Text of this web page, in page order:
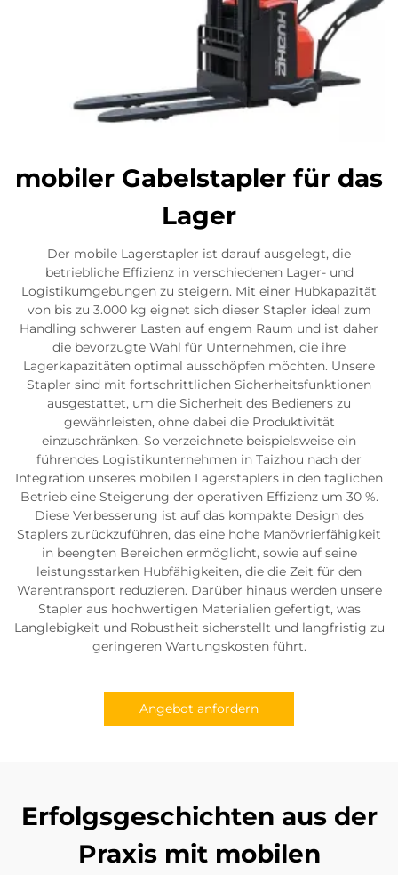
mobiler Gabelstapler für das
Lager
Der mobile Lagerstapler ist darauf ausgelegt, die
betriebliche Effizienz in verschiedenen Lager- und
Logistikumgebungen zu steigern. Mit einer Hubkapazität
von bis zu 3.000 kg eignet sich dieser Stapler ideal zum
Handling schwerer Lasten auf engem Raum und ist daher
die bevorzugte Wahl für Unternehmen, die ihre
Lagerkapazitäten optimal ausschöpfen möchten. Unsere
Stapler sind mit fortschrittlichen Sicherheitsfunktionen
ausgestattet, um die Sicherheit des Bedieners zu
gewährleisten, ohne dabei die Produktivität
einzuschränken. So verzeichnete beispielsweise ein
führendes Logistikunternehmen in Taizhou nach der
Integration unseres mobilen Lagerstaplers in den täglichen
Betrieb eine Steigerung der operativen Effizienz um 30 %.
Diese Verbesserung ist auf das kompakte Design des
Staplers zurückzuführen, das eine hohe Manövrierfähigkeit
in beengten Bereichen ermöglicht, sowie auf seine
leistungsstarken Hubfähigkeiten, die die Zeit für den
Warentransport reduzieren. Darüber hinaus werden unsere
Stapler aus hochwertigen Materialien gefertigt, was
Langlebigkeit und Robustheit sicherstellt und langfristig zu
geringeren Wartungskosten führt.
Angebot anfordern
Erfolgsgeschichten aus der
Praxis mit mobilen